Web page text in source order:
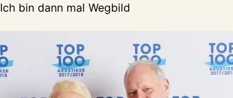
Ich bin dann mal Wegbild